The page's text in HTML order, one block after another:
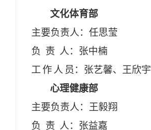
文化体育部
主要负责人 ：任思莹
负责 人 ：张中楠
工作人 员 ：张艺馨、 王欣宇
心理健康部
主要负责人 ：王毅翔
负责 人 ：张益嘉